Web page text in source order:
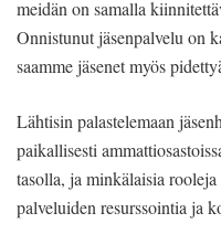
meidän on samalla
Onnistunut jäsenpalvelu on
saamme jäsenet myös
Lähtisin palastelemaan
paikallisesti
tasolla, ja minkälaisia
palveluiden resurssointia ja